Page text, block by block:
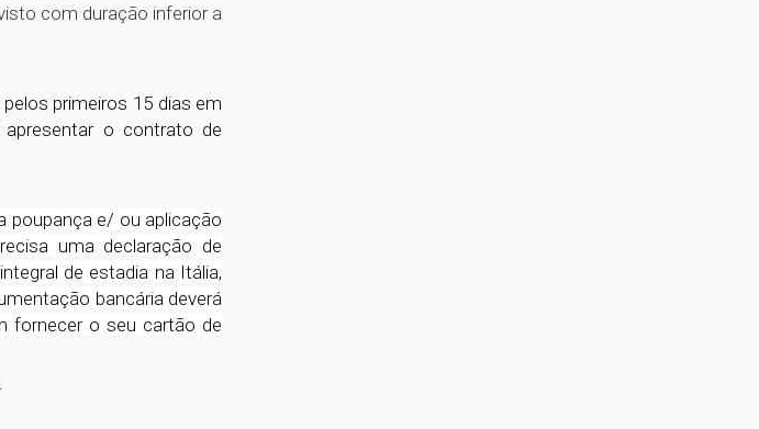
com duração inferior a
primeiros 15 dias em
o contrato de
poupança e/ ou aplicação
uma declaração de
de estadia na Itália,
bancária deverá
fornecer o seu cartão de